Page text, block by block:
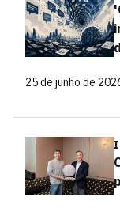
25 de junho de